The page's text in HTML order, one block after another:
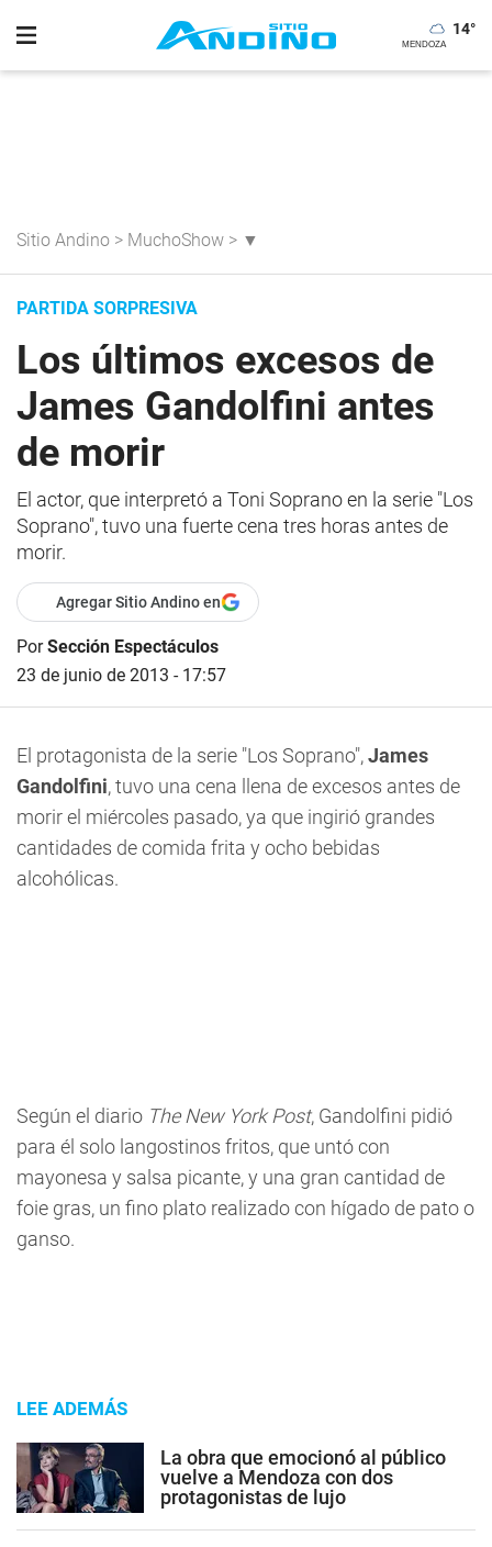
14°
Sitio Andino > MuchoShow > ▼
PARTIDA SORPRESIVA
Los últimos excesos de
James Gandolfini antes
de morir
El actor, que interpretó a Toni Soprano en la serie "Los
Soprano", tuvo una fuerte cena tres horas antes de
morir.
Agregar Sitio Andino en
PorSección Espectáculos
23 de junio de 2013 - 17:57
El protagonista de la serie "Los Soprano",James
Gandolfini, tuvo una cena llena de excesos antes de
morir el miércoles pasado, ya que ingirió grandes
cantidades de comida frita y ocho bebidas
alcohólicas.
Según el diario The New York Post, Gandolfini pidió
para él solo langostinos fritos, que untó con
mayonesa y salsa picante, y una gran cantidad de
foie gras, un fino plato realizado con hígado de pato o
ganso.
LEE ADEMÁS
La obra que emocionó al público
vuelve a Mendoza con dos
protagonistas de lujo